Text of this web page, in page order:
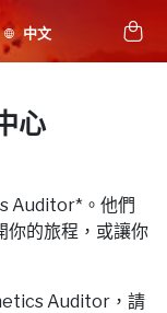
心
Auditor*。他們
你的旅程，或讓你
Auditor，請